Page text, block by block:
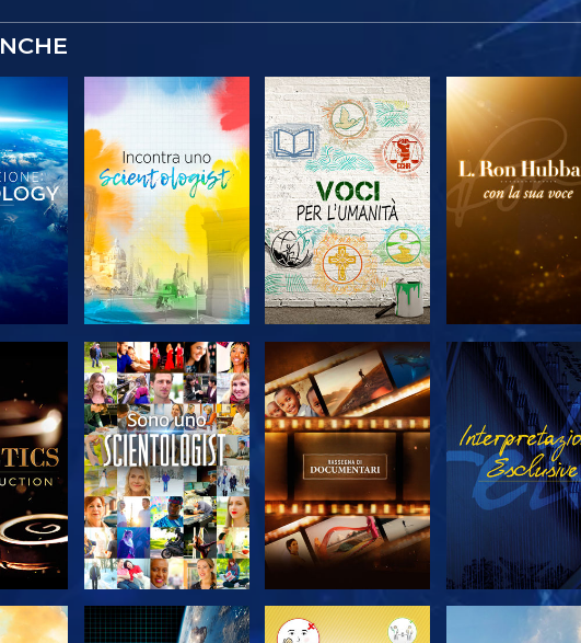
LE
ESPLORA LE
SERIE
ESPLORA LE
SERIE
ESPLORA LE
SERIE